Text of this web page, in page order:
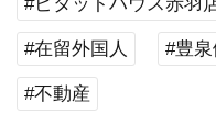
#在留外国人 #豊
#不動産